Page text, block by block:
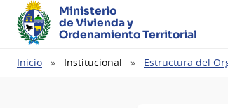
Ministerio
de Vivienda y
Ordenamiento Territorial
Ruta
Inicio Institucional Estructura del